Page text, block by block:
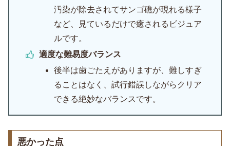
汚染が除去されてサンゴ礁が現れる様子
など、見ているだけで癒されるビジュア
ルです。
適度な難易度バランス
後半は歯ごたえがありますが、難しすぎ
ることはなく、試行錯誤しながらクリア
できる絶妙なバランスです。
悪かった点